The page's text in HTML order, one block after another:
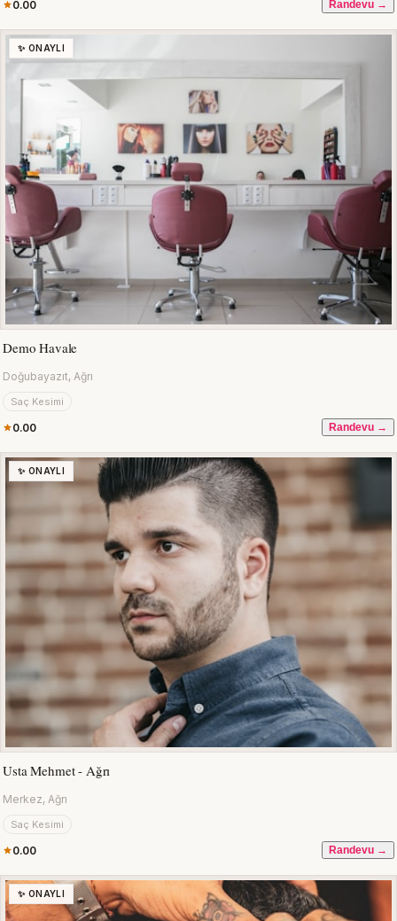
0.00 Randevu →
✨ ONAYLI
Demo Havale
Doğubayazıt, Ağrı
Saç Kesimi
0.00 Randevu →
✨ ONAYLI
Usta Mehmet - Ağrı
Merkez, Ağrı
Saç Kesimi
0.00 Randevu →
✨ ONAYLI